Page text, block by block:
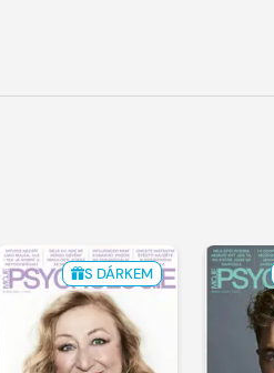
S DÁRKEM